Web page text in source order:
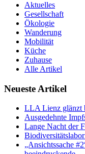
Aktuelles
Gesellschaft
Ökologie
Wanderung
Mobilität
Küche
Zuhause
Alle Artikel
Neueste Artikel
LLA Lienz glänzt
Ausgedehnte
Lange Nacht der
„Ansichtssache